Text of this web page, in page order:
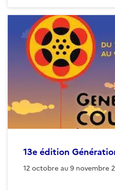
13e édition
12 octobre au 9 novembre